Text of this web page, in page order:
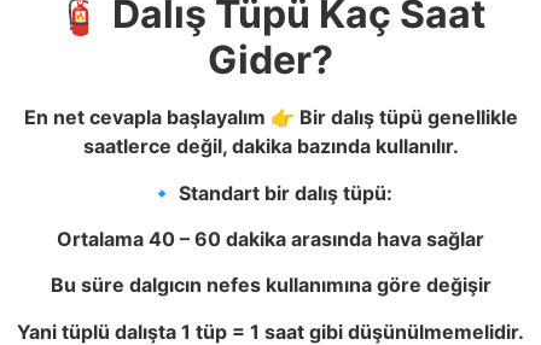
🧯 Dalış Tüpü Kaç Saat
Gider?
En net cevapla başlayalım 👉 Bir dalış tüpü genellikle
saatlerce değil, dakika bazında kullanılır.
🔹 Standart bir dalış tüpü:
Ortalama 40 – 60 dakika arasında hava sağlar
Bu süre dalgıcın nefes kullanımına göre değişir
Yani tüplü dalışta 1 tüp = 1 saat gibi düşünülmemelidir.